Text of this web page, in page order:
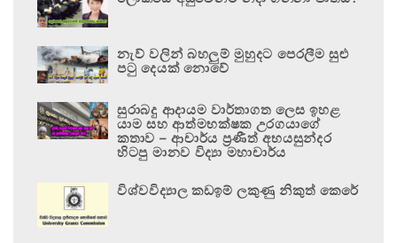
නැව් වලින් බහලුම් මුහුදට පෙරලීම සුළු
පටු දෙයක් නොවේ
සුරාබදු ආදායම වාර්තාගත ලෙස ඉහළ
යාම සහ ආත්මභක්ෂක උරගයාගේ
කතාව – ආචාර්ය ප්‍රණීත් අභයසුන්දර
හිටපු මානව විද්‍යා මහාචාර්ය
විශ්වවිද්‍යාල කඩඉම් ලකුණු නිකුත් කෙරේ